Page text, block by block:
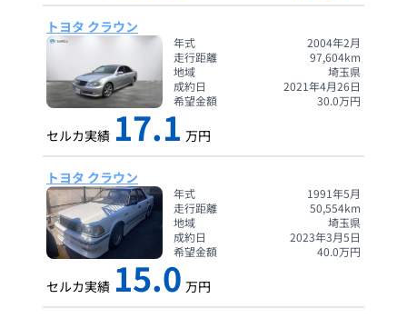
トヨタ クラウン
年式
2004年2月
走行距離
97,604km
地域
埼玉県
成約日
2021年4月26日
希望金額
30.0万円
セルカ実績 17.1 万円
トヨタ クラウン
年式
1991年5月
走行距離
50,554km
地域
埼玉県
成約日
2023年3月5日
希望金額
40.0万円
セルカ実績 15.0 万円